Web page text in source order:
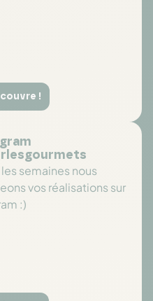
!
semaines nous
vos réalisations sur
:)